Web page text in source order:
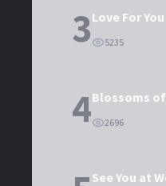
3Love For You
5235
4Blossoms
2696
See You at